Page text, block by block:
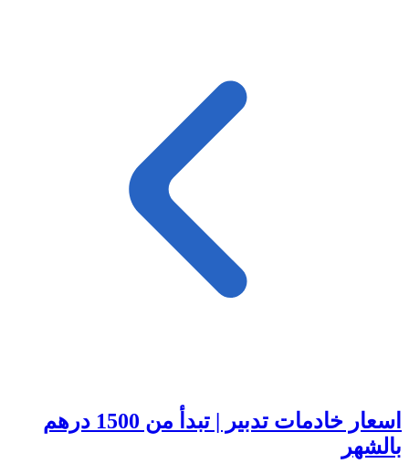
اسعار خادمات تدبير | تبدأ من 1500 درهم
بالشهر